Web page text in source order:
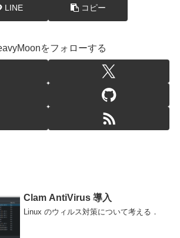
LINE コピー
をフォローする
Clam AntiVirus 導入
Linux のウィルス対策について考える．